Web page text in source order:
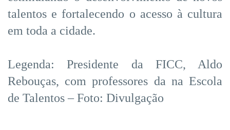
talentos e fortalecendo o acesso à cultura
em toda a cidade.
Legenda: Presidente da FICC, Aldo
Rebouças, com professores da na Escola
de Talentos – Foto: Divulgação